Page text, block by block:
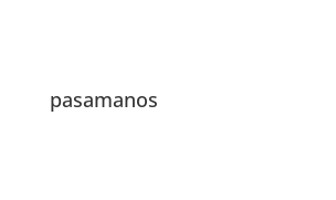
pasamanos